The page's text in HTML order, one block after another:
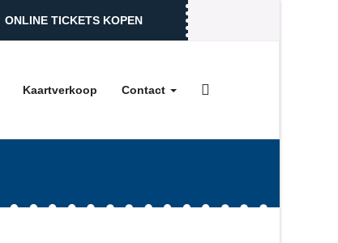
ONLINE TICKETS KOPEN
Kaartverkoop Contact